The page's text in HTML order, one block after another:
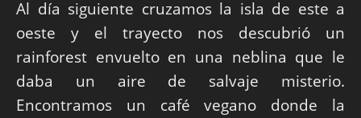
Al día siguiente cruzamos la isla de este a
oeste y el trayecto nos descubrió un
rainforest envuelto en una neblina que le
daba un aire de salvaje misterio.
Encontramos un café vegano donde la